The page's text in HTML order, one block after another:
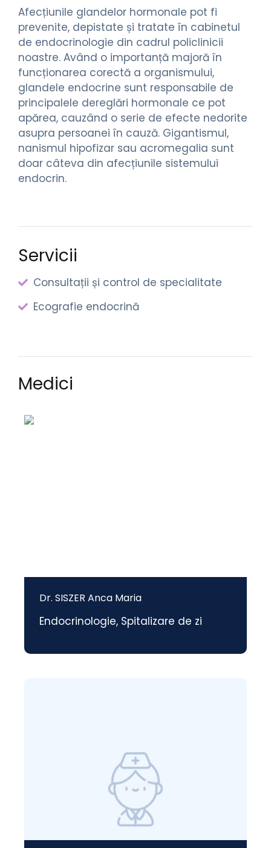
Afecțiunile glandelor hormonale pot fi
prevenite, depistate și tratate în cabinetul
de endocrinologie din cadrul policlinicii
noastre. Având o importanță majoră în
funcționarea corectă a organismului,
glandele endocrine sunt responsabile de
principalele dereglări hormonale ce pot
apărea, cauzând o serie de efecte nedorite
asupra persoanei în cauză. Gigantismul,
nanismul hipofizar sau acromegalia sunt
doar câteva din afecțiunile sistemului
endocrin.
Servicii
Consultații și control de specialitate
Ecografie endocrină
Medici
Dr. SISZER Anca Maria
Endocrinologie, Spitalizare de zi